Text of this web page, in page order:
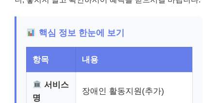
핵심 정보 한눈에 보기
항목 내용
서비스
명
장애인 활동지원(추가)